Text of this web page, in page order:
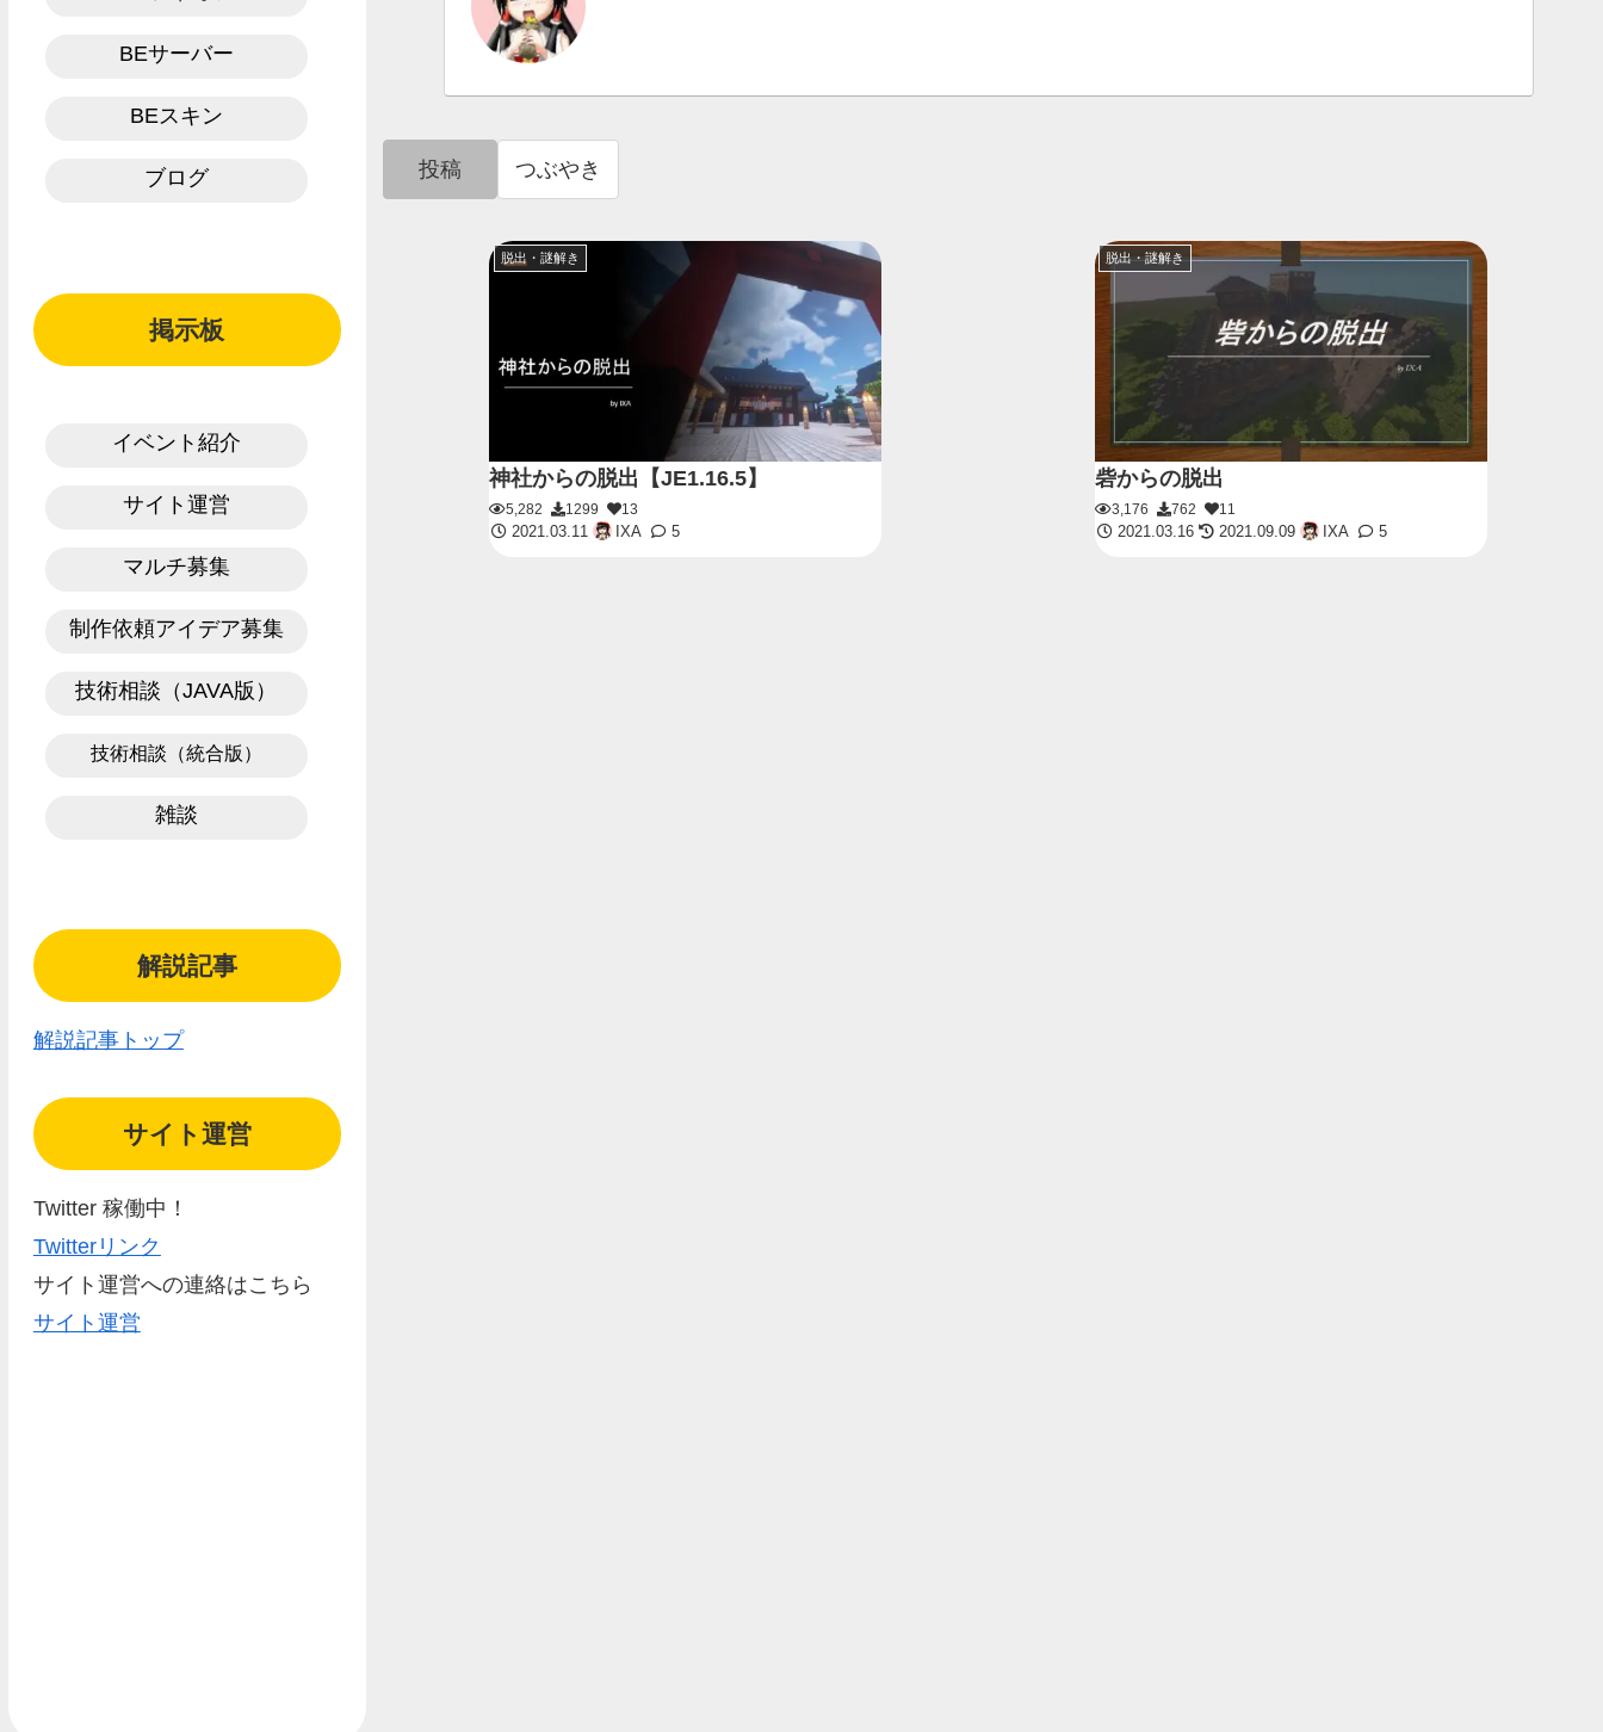
投稿 つぶやき
脱出・謎解き
神社からの脱出【JE1.16.5】
5,282 1299
13
2021.03.11
IXA 5
脱出・謎解き
砦からの脱出
3,176 762
11
2021.03.16
2021.09.09 IXA 5
BEサーバー
BEスキン
ブログ
掲示板
イベント紹介
サイト運営
マルチ募集
制作依頼アイデア募集
技術相談（JAVA版）
技術相談（統合版）
雑談
解説記事
解説記事トップ
サイト運営
Twitter 稼働中！
Twitterリンク
サイト運営への連絡はこちら
サイト運営